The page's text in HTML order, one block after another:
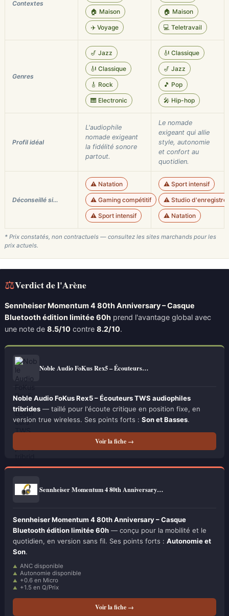
Contextes
🏠 Maison
✈️ Voyage
🏠 Maison
💻 Teletravail
Genres
🎷 Jazz
🎻 Classique
🎸 Rock
🎹 Electronic
🎻 Classique
🎷 Jazz
🎵 Pop
🎤 Hip-hop
Profil idéal
L'audiophile
nomade exigeant
la fidélité sonore
partout.
Le nomade
exigeant qui allie
style, autonomie
et confort au
quotidien.
Déconseillé si…
⚠️ Natation
⚠️ Gaming compétitif
⚠️ Sport intensif
⚠️ Sport intensif
⚠️ Studio
⚠️ Natation
* Prix constatés, non contractuels — consultez les sites marchands pour les
prix actuels.
⚖Verdict de l'Arène
Sennheiser Momentum 4 80th Anniversary – Casque
Bluetooth édition limitée 60h prend l'avantage global avec
une note de 8.5/10 contre 8.2/10.
Noble Audio FoKus Rex5 – Écouteurs…
Noble Audio FoKus Rex5 – Écouteurs TWS audiophiles
tribrides — taillé pour l'écoute critique en position fixe, en
version true wireless. Ses points forts : Son et Basses.
Voir la fiche →
Sennheiser Momentum 4 80th Anniversary…
Sennheiser Momentum 4 80th Anniversary – Casque
Bluetooth édition limitée 60h — conçu pour la mobilité et le
quotidien, en version sans fil. Ses points forts : Autonomie et
Son.
ANC disponible
Autonomie disponible
+0.6 en Micro
+1.5 en Q/Prix
Voir la fiche →